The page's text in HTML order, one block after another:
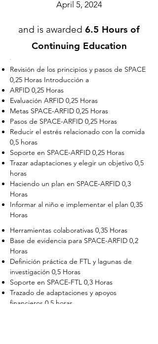
April 5, 2024
and is awarded 6.5 Hours of
Continuing Education
Revisión de los principios y pasos de SPACE
0,25 Horas Introducción a
ARFID 0,25 Horas
Evaluación ARFID 0,25 Horas
Metas SPACE-ARFID 0,25 Horas
Pasos de SPACE-ARFID 0,25 Horas
Reducir el estrés relacionado con la comida
0,5 horas
Soporte en SPACE-ARFID 0,25 Horas
Trazar adaptaciones y elegir un objetivo 0,5
horas
Haciendo un plan en SPACE-ARFID 0,3
Horas
Informar al niño e implementar el plan 0,35
Horas
Herramientas colaborativas 0,35 Horas
Base de evidencia para SPACE-ARFID 0,2
Horas
Definición práctica de FTL y lagunas de
investigación 0,5 Horas
Soporte en SPACE-FTL 0,3 Horas
Trazado de adaptaciones y apoyos
financieros 0,5 horas